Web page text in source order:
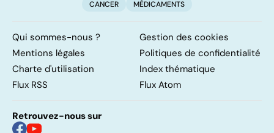
CANCER
MÉDICAMENTS
Qui sommes-nous ?
Gestion des cookies
Mentions légales
Politiques de confidentialité
Charte d'utilisation
Index thématique
Flux RSS
Flux Atom
Retrouvez-nous sur